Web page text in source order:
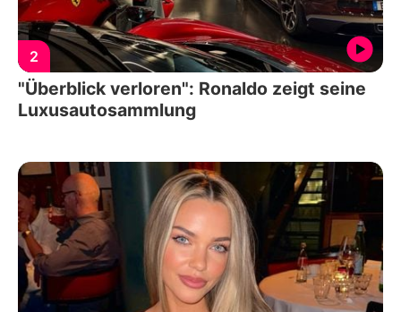
2
"Überblick verloren": Ronaldo zeigt seine
Luxusautosammlung